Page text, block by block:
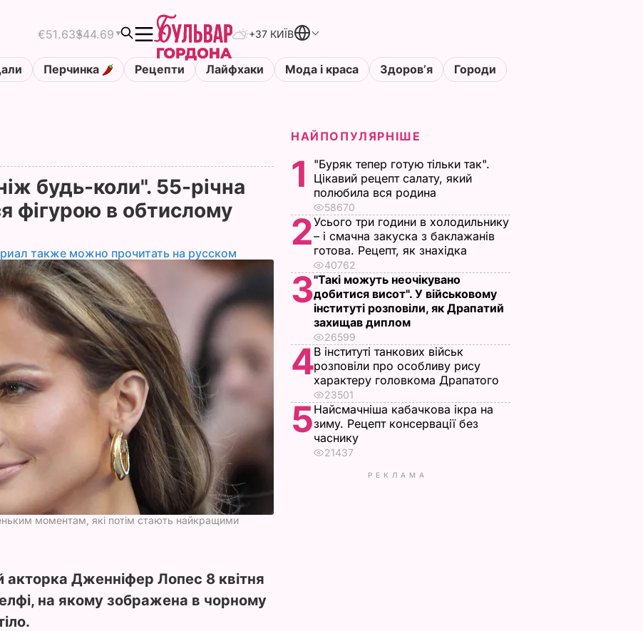
€51.63$44.69 +37 КИЇВ
Перчинка Рецепти Лайфхаки Мода і краса Здоровʼя Городи
будь-коли". 55-річна
фігурою в обтислому
также можно прочитать на русском
моментам, які потім стають найкращими
акторка Дженніфер Лопес 8 квітня
на якому зображена в чорному
НАЙПОПУЛЯРНІШЕ
1
"Буряк тепер готую тільки так".
Цікавий рецепт салату, який
полюбила вся родина
58670
2Усього три години в холодильнику
– і смачна закуска з баклажанів
готова. Рецепт, як знахідка
40762
3"Такі можуть неочікувано
добитися висот". У військовому
інституті розповіли, як Драпатий
захищав диплом
26599
4В інституті танкових військ
розповіли про особливу рису
характеру головкома Драпатого
23501
5Найсмачніша кабачкова ікра на
зиму. Рецепт консервації без
часнику
21437
РЕКЛАМА